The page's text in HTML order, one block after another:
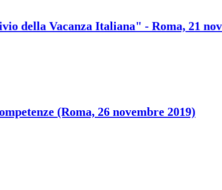
della Vacanza Italiana" - Roma, 21
(Roma, 26 novembre 2019)